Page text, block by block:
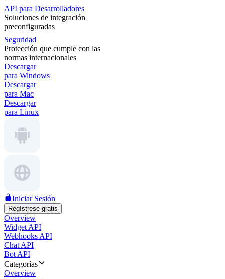
API para Desarrolladores
Soluciones de integración
preconfiguradas
Seguridad
Protección que cumple con las
normas internacionales
Descargar
para Windows
Descargar
para Mac
Descargar
para Linux
Iniciar Sesión
Regístrese gratis
Overview
Widget API
Webhooks API
Chat API
Bot API
Categorías
Overview